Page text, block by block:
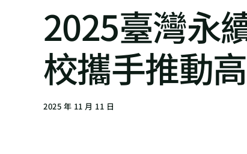
2025臺灣永
校攜手推動
2025 年 11 月 11 日